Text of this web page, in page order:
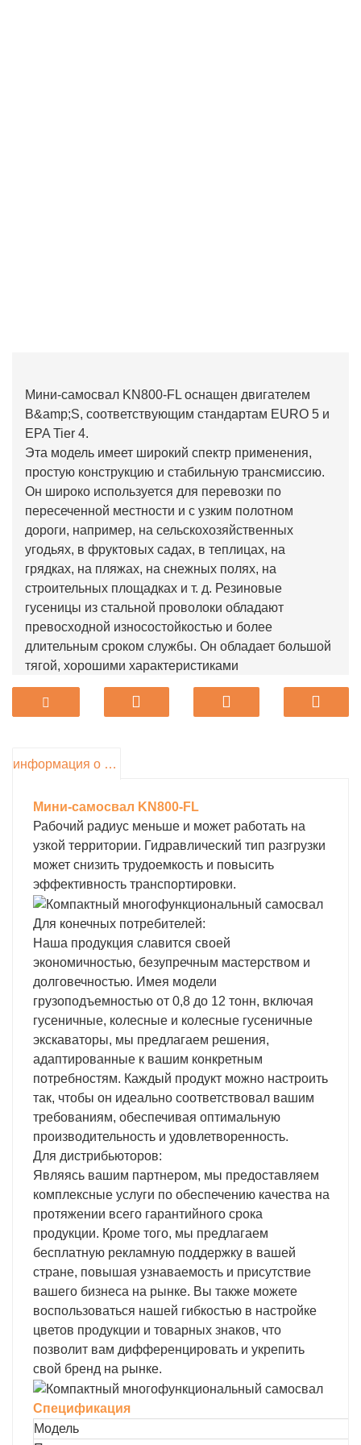
Мини-самосвал KN800-FL оснащен двигателем
B&amp;S, соответствующим стандартам EURO 5 и
EPA Tier 4.
Эта модель имеет широкий спектр применения,
простую конструкцию и стабильную трансмиссию.
Он широко используется для перевозки по
пересеченной местности и с узким полотном
дороги, например, на сельскохозяйственных
угодьях, в фруктовых садах, в теплицах, на
грядках, на пляжах, на снежных полях, на
строительных площадках и т. д. Резиновые
гусеницы из стальной проволоки обладают
превосходной износостойкостью и более
длительным сроком службы. Он обладает большой
тягой, хорошими характеристиками
преодолеваемого подъема и высокой
транспортной способностью. Это очень
проще.
информация о продукте
Мини-самосвал KN800-FL
Рабочий радиус меньше и может работать на
узкой территории. Гидравлический тип разгрузки
может снизить трудоемкость и повысить
эффективность транспортировки.
Для конечных потребителей:
Наша продукция славится своей
экономичностью, безупречным мастерством и
долговечностью. Имея модели
грузоподъемностью от 0,8 до 12 тонн, включая
гусеничные, колесные и колесные гусеничные
экскаваторы, мы предлагаем решения,
адаптированные к вашим конкретным
потребностям. Каждый продукт можно настроить
так, чтобы он идеально соответствовал вашим
требованиям, обеспечивая оптимальную
производительность и удовлетворенность.
Для дистрибьюторов:
Являясь вашим партнером, мы предоставляем
комплексные услуги по обеспечению качества на
протяжении всего гарантийного срока
продукции. Кроме того, мы предлагаем
бесплатную рекламную поддержку в вашей
стране, повышая узнаваемость и присутствие
вашего бизнеса на рынке. Вы также можете
воспользоваться нашей гибкостью в настройке
цветов продукции и товарных знаков, что
позволит вам дифференцировать и укрепить
свой бренд на рынке.
Спецификация
Модель